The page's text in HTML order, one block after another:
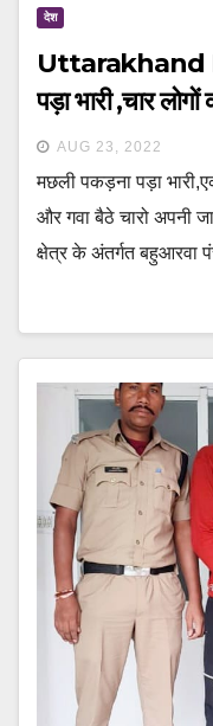
देश
Uttarakhand
पड़ा भारी ,चार
AUG 23, 2022
मछली पकड़ना पड़ा
और गवा बैठे चारो अपनी
क्षेत्र के अंतर्गत बहुआरवा